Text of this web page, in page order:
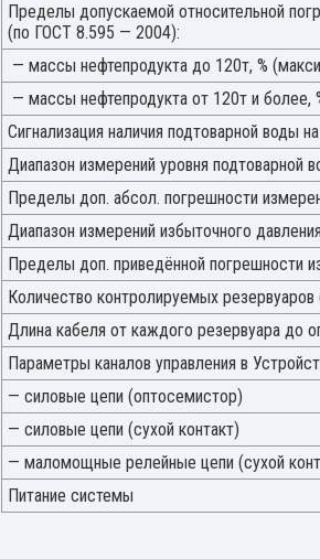
Пределы допускаемой относительной
(по ГОСТ 8.595 — 2004):
— массы нефтепродукта до 120т, %
— массы нефтепродукта от 120т и более,
Сигнализация наличия подтоварной воды
Диапазон измерений уровня
Пределы доп. абсол. погрешности
Диапазон измерений избыточного
Пределы доп. приведённой погрешности
Количество контролируемых
Длина кабеля от каждого резервуара до
Параметры каналов управления в
— силовые цепи (оптосемистор)
— силовые цепи (сухой контакт)
— маломощные релейные цепи (сухой
Питание системы